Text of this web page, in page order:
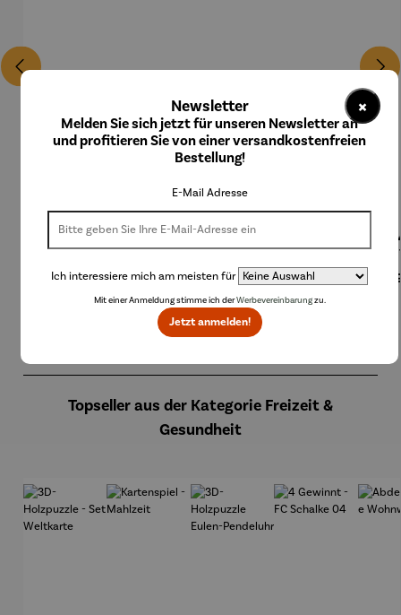
3D-
Holzpuzzl
Weltkarte
Regulärer Preis:
135,00 €
Kartenspi
el -
Regulärer Preis:
15,90 €
3D-
Holzpuzzl
e Eulen-
Pendeluhr
Regulärer Preis:
47,95 €
- FC
Schalke
04
Regulärer Preis:
19,95 €
Produktgalerie überspringen
Topseller aus der Kategorie Freizeit &
Gesundheit
×
Newsletter
Melden Sie sich jetzt für unseren Newsletter an
und profitieren Sie von einer versandkostenfreien
Bestellung!
E-Mail Adresse
Ich interessiere mich am meisten für
Mit einer Anmeldung stimme ich derWerbevereinbarungzu.
Jetzt anmelden!